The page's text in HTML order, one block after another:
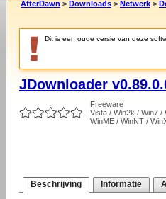
AfterDawn > Downloads > Netwerk >
Dit is een oude versie van deze
JDownloader
Freeware
Vista / Win2k / Win7 /
WinME / WinNT /
Beschrijving Informatie